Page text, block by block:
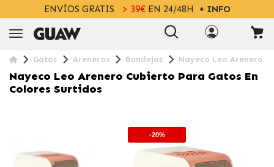
ENVÍOS GRATIS > 39€EN 24/48H + INFO
Gatos Areneros Bandejas Nayeco Leo Arenero
Nayeco Leo Arenero Cubierto Para Gatos En
Colores Surtidos
-20%